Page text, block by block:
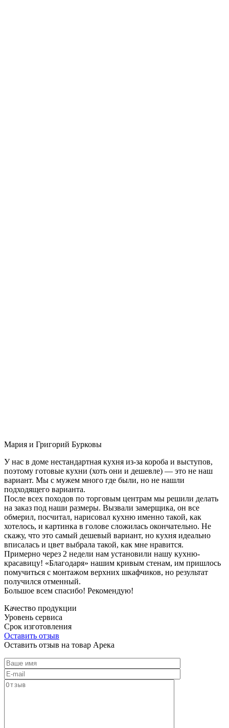
Мария и Григорий Бурковы
У нас в доме нестандартная кухня из-за короба и выступов,
поэтому готовые кухни (хоть они и дешевле) — это не наш
вариант. Мы с мужем много где были, но не нашли
подходящего варианта.
После всех походов по торговым центрам мы решили делать
на заказ под наши размеры. Вызвали замерщика, он все
обмерил, посчитал, нарисовал кухню именно такой, как
хотелось, и картинка в голове сложилась окончательно. Не
скажу, что это самый дешевый вариант, но кухня идеально
вписалась и цвет выбрала такой, как мне нравится.
Примерно через 2 недели нам установили нашу кухню-
красавицу! «Благодаря» нашим кривым стенам, им пришлось
помучиться с монтажом верхних шкафчиков, но результат
получился отменный.
Большое всем спасибо! Рекомендую!
Качество продукции
Уровень сервиса
Срок изготовления
Оставить отзыв
Оставить отзыв на товар Арека